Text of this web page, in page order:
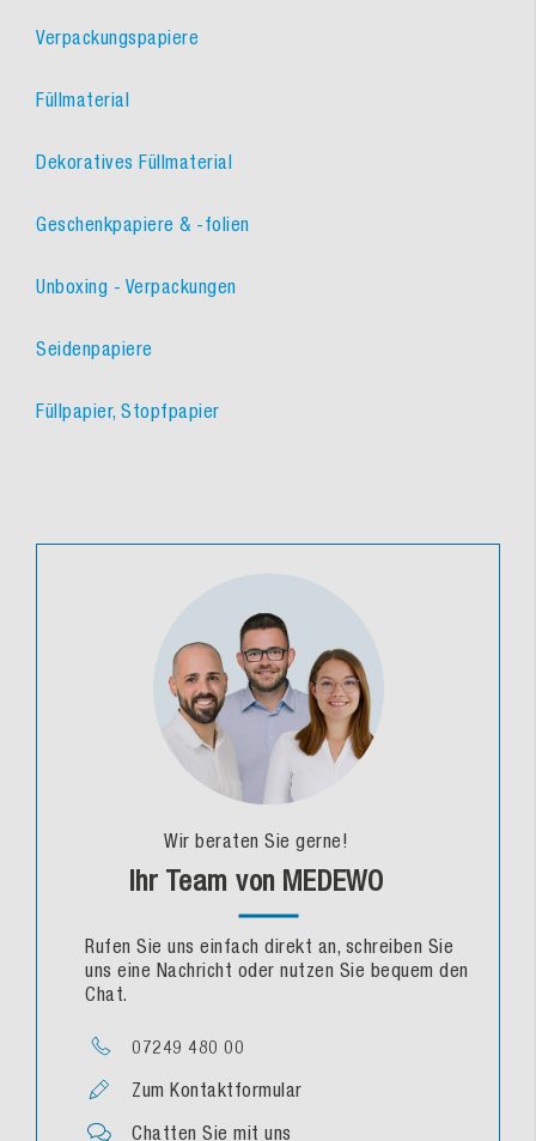
Verpackungspapiere
Füllmaterial
Dekoratives Füllmaterial
Geschenkpapiere & -folien
Unboxing - Verpackungen
Seidenpapiere
Füllpapier, Stopfpapier
Wir beraten Sie gerne!
Ihr Team von MEDEWO
Rufen Sie uns einfach direkt an, schreiben Sie
uns eine Nachricht oder nutzen Sie bequem den
Chat.
07249 480 00
Zum Kontaktformular
Chatten Sie mit uns